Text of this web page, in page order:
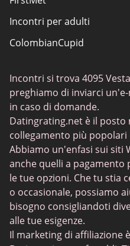
Incontri per adulti
ColombianCupid
MeetMindful
Incontri BDSM
BBPeopleMeet
Siti Sugar Daddy
JPeopleMeet
Incontri trans
Siti di incontri per anziani
interfacce semplici
Incontri si trova 4095
preghiamo di inviarci
in caso di domande.
Datingrating.net è il
collegamento più
Abbiamo un'enfasi sui siti
anche quelli a
le tue opzioni. Che tu stia
o occasionale, possiamo
bisogno consigliandoti
alle tue esigenze.
Il marketing di affiliazione